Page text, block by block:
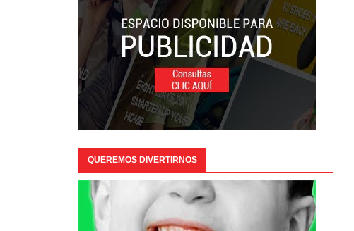
QUEREMOS DIVERTIRNOS